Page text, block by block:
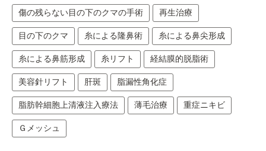
傷の残らない目の下のクマの手術 再生治療
目の下のクマ 糸による隆鼻術 糸による鼻尖形成
糸による鼻筋形成 糸リフト 経結膜的脱脂術
美容針リフト 肝斑 脂漏性角化症
脂肪幹細胞上清液注入療法 薄毛治療 重症ニキビ
Ｇメッシュ